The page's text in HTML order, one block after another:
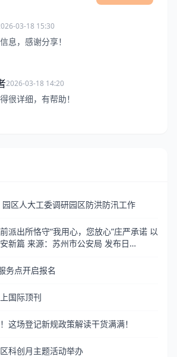
03-18 15:30
息，感谢分享！
2026-03-18 14:20
很详细，有帮助！
区人大工委调研园区防洪防汛工作
派出所恪守“我用心，您放心”庄严承诺 以
新篇 来源：苏州市公安局 发布日
务点开启报名
国际顶刊
这场登记新规政策解读干货满满！
科创月主题活动举办